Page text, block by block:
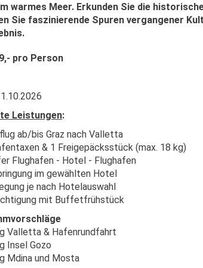
warmes Meer. Erkunden Sie die
Sie faszinierende Spuren vergangener
pro Person
Leistungen:
ab/bis Graz nach Valletta
& 1 Freigepäcksstück (max. 18 kg)
Flughafen - Hotel - Flughafen
im gewählten Hotel
je nach Hotelauswahl
mit Buffetfrühstück
Valletta & Hafenrundfahrt
Insel Gozo
Mdina und Mosta